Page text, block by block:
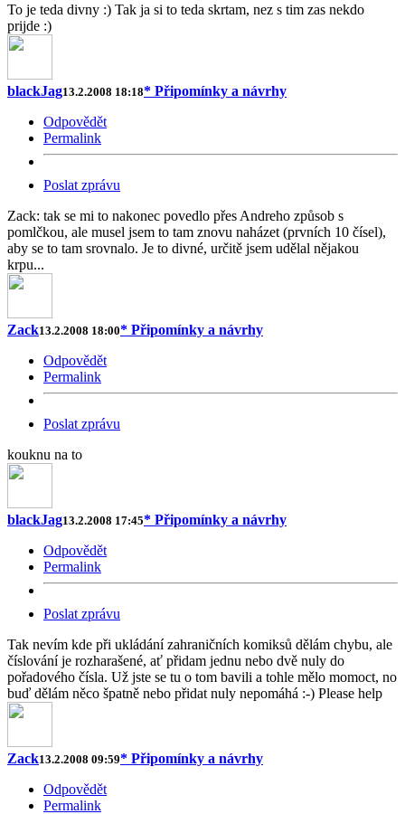
To je teda divny :) Tak ja si to teda skrtam, nez s tim zas nekdo
prijde :)
blackJag13.2.2008 18:18* Připomínky a návrhy
Odpovědět
Permalink
Poslat zprávu
Zack: tak se mi to nakonec povedlo přes Andreho způsob s
pomlčkou, ale musel jsem to tam znovu naházet (prvních 10 čísel),
aby se to tam srovnalo. Je to divné, určitě jsem udělal nějakou
krpu...
Zack13.2.2008 18:00* Připomínky a návrhy
Odpovědět
Permalink
Poslat zprávu
kouknu na to
blackJag13.2.2008 17:45* Připomínky a návrhy
Odpovědět
Permalink
Poslat zprávu
Tak nevím kde při ukládání zahraničních komiksů dělám chybu, ale
číslování je rozharašené, ať přidam jednu nebo dvě nuly do
pořadového čísla. Už jste se tu o tom bavili a tohle mělo momoct, no
buď dělám něco špatně nebo přidat nuly nepomáhá :-) Please help
Zack13.2.2008 09:59* Připomínky a návrhy
Odpovědět
Permalink